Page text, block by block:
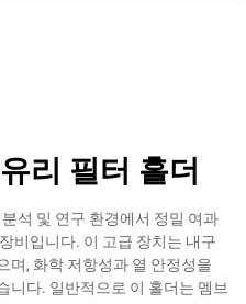
리 필터 홀더
석 및 연구 환경에서 정밀 여과
비입니다. 이 고급 장치는 내구
며, 화학 저항성과 열 안정성을
니다. 일반적으로 이 홀더는 멤브